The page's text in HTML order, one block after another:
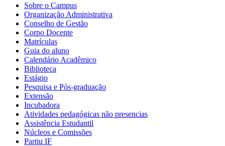
Sobre o Campus
Organização Administrativa
Conselho de Gestão
Corpo Docente
Matrículas
Guia do aluno
Calendário Acadêmico
Biblioteca
Estágio
Pesquisa e Pós-graduação
Extensão
Incubadora
Atividades pedagógicas não presencias
Assistência Estudantil
Núcleos e Comissões
Partiu IF